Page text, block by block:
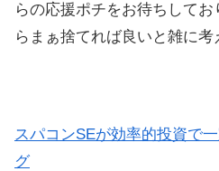
らの応援ポチをお待ちして
らまぁ捨てれば良いと雑に考
スパコンSEが効率的投資で
グ